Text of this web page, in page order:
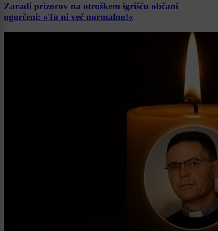
Zaradi prizorov na otroškem igrišču občani
ogorčeni: »To ni več normalno!«